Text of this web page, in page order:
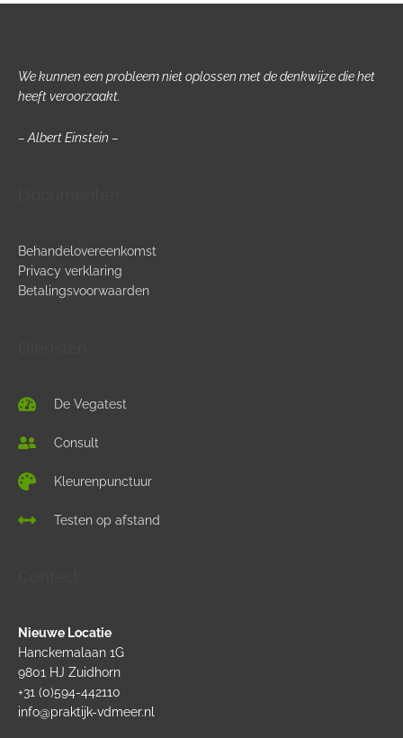
We kunnen een probleem niet oplossen met de denkwijze die het
heeft veroorzaakt.
– Albert Einstein –
Behandelovereenkomst
Privacy verklaring
Betalingsvoorwaarden
De Vegatest
Consult
Kleurenpunctuur
Testen op afstand
Nieuwe Locatie
Hanckemalaan 1G
9801 HJ Zuidhorn
+31 (0)594-442110
info@praktijk-vdmeer.nl